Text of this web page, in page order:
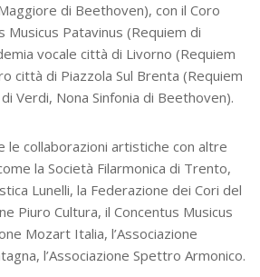
di Beethoven), con il Coro
Musicus Patavinus (Requiem di
vocale città di Livorno (Requiem
città di Piazzola Sul Brenta (Requiem
Verdi, Nona Sinfonia di Beethoven).
le collaborazioni artistiche con altre
la Società Filarmonica di Trento,
Lunelli, la Federazione dei Cori del
Piuro Cultura, il Concentus Musicus
Mozart Italia, l’Associazione
l’Associazione Spettro Armonico.